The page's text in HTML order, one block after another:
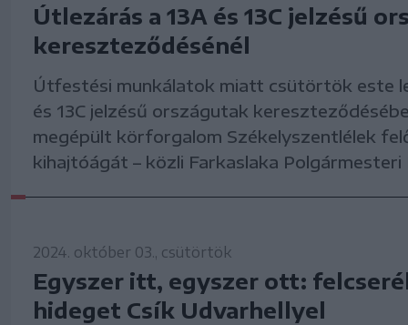
Útlezárás a 13A és 13C jelzésű
kereszteződésénél
Útfestési munkálatok miatt csütörtök este
és 13C jelzésű országutak
megépült körforgalom Székelyszentlélek
kihajtóágát – közli Farkaslaka Polgármesteri
2024. október 03., csütörtök
Egyszer itt, egyszer ott:
hideget Csík Udvarhellyel